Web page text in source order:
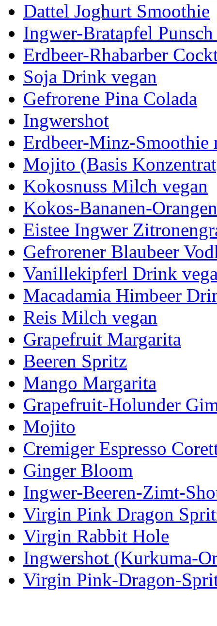
Dattel Joghurt Smoothie
Ingwer-Bratapfel
Erdbeer-Rhabarber
Soja Drink vegan
Gefrorene Pina Colada
Ingwershot
Erdbeer-Minz-Smoothie
Mojito (Basis
Kokosnuss Milch vegan
Kokos-Bananen-
Eistee Ingwer
Gefrorener Blaubeer
Vanillekipferl Drink
Macadamia Himbeer
Reis Milch vegan
Grapefruit Margarita
Beeren Spritz
Mango Margarita
Grapefruit-Holunder
Mojito
Cremiger Espresso
Ginger Bloom
Ingwer-Beeren-Zimt-
Virgin Pink Dragon
Virgin Rabbit Hole
Ingwershot (Kurkuma-
Virgin Pink-Dragon-